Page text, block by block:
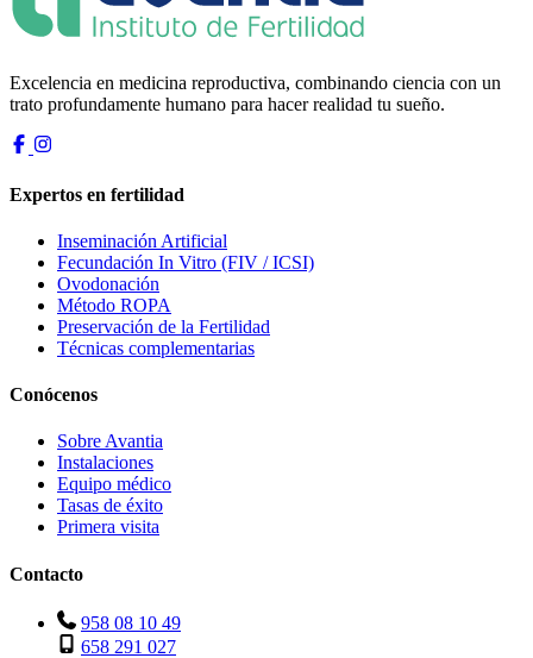
Excelencia en medicina reproductiva, combinando ciencia con un
trato profundamente humano para hacer realidad tu sueño.
Expertos en fertilidad
Inseminación Artificial
Fecundación In Vitro (FIV / ICSI)
Ovodonación
Método ROPA
Preservación de la Fertilidad
Técnicas complementarias
Conócenos
Sobre Avantia
Instalaciones
Equipo médico
Tasas de éxito
Primera visita
Contacto
958 08 10 49
658 291 027